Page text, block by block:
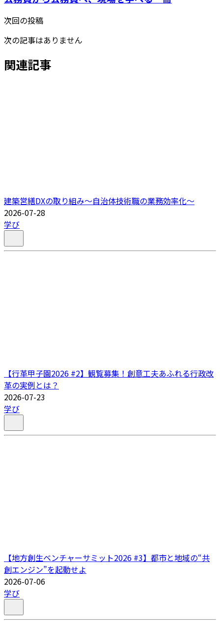
次回の投稿
次の記事はありません
関連記事
建築営繕DXの取り組み～自治体技術職の業務効率化～
2026-07-28
学び
【行革甲子園2026 #2】観覧募集！創意工夫あふれる行政改
革の実例とは？
2026-07-23
学び
【地方創生ベンチャーサミット2026 #3】都市と地域の“共
創エンジン”を起動せよ
2026-07-06
学び